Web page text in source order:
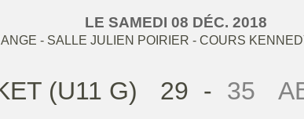
LE SAMEDI 08 DÉC. 2018
- SALLE JULIEN POIRIER - COURS
(U11 G) 29 - 35